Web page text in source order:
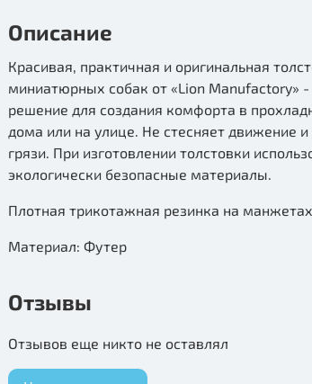
Описание
Красивая, практичная и оригинальная
миниатюрных собак от «Lion Manufactory»
решение для создания комфорта в
дома или на улице. Не стесняет движение
грязи. При изготовлении толстовки
экологически безопасные материалы.
Плотная трикотажная резинка на
Материал: Футер
Отзывы
Отзывов еще никто не оставлял